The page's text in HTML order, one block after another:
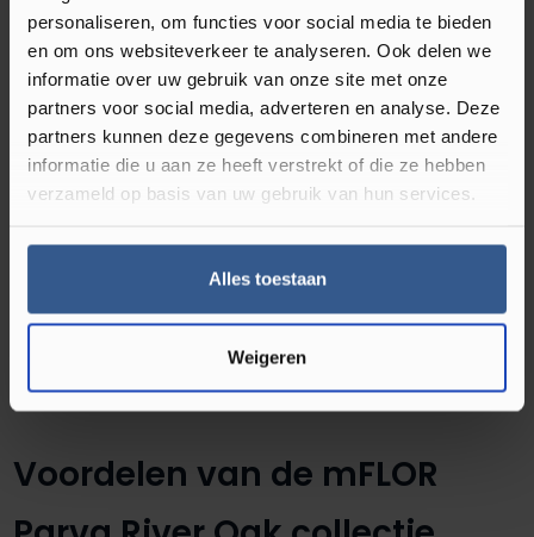
personaliseren, om functies voor social media te bieden
en om ons websiteverkeer te analyseren. Ook delen we
informatie over uw gebruik van onze site met onze
partners voor social media, adverteren en analyse. Deze
partners kunnen deze gegevens combineren met andere
informatie die u aan ze heeft verstrekt of die ze hebben
verzameld op basis van uw gebruik van hun services.
Alles toestaan
Weigeren
dus niet meer bang te zijn wanneer u per ongeluk
water op de vloer laat vallen. Dit zal niet in de
bovenlaag trekken en is hierdoor gemakkelijk te
verwijderen met een dweil. Daarnaast is de PVC vloer
verkrijgbaar in zes verschillende kleuren die ieders in
diverse patronen gelegd kan worden. Hierbij kunt u
De mFLOR PVC vloer Parva River Oak 41325 in de
landelijk, romantisch of Scandinavisch interieur. Op
welke manier legt u de vloer in huis?
Voordelen van de mFLOR